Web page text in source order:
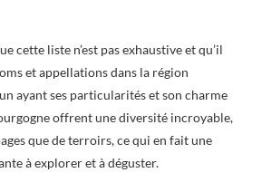
cette liste n’est pas exhaustive et qu’il
et appellations dans la région
ayant ses particularités et son charme
offrent une diversité incroyable,
que de terroirs, ce qui en fait une
à explorer et à déguster.